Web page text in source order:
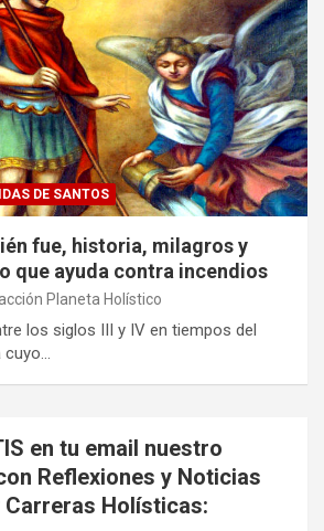
DE SANTOS
fue, historia, milagros y
que ayuda contra incendios
Planeta Holístico
los siglos III y IV en tiempos del
cuyo…
en tu email nuestro
Reflexiones y Noticias
Carreras Holísticas: